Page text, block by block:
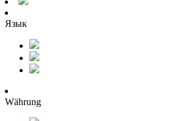
Язык
Währung